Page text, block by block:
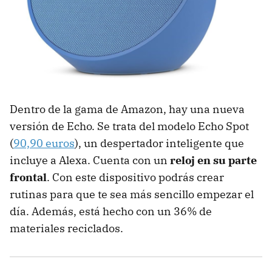
Dentro de la gama de Amazon, hay una nueva
versión de Echo. Se trata del modelo Echo Spot
(90,90 euros), un despertador inteligente que
incluye a Alexa. Cuenta con un reloj en su parte
frontal. Con este dispositivo podrás crear
rutinas para que te sea más sencillo empezar el
día. Además, está hecho con un 36% de
materiales reciclados.